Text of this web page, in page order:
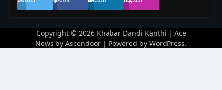
Copyright © 2026 Khabar Dandi Kanthi | Ace
News by Ascendoor | Powered by WordPress.